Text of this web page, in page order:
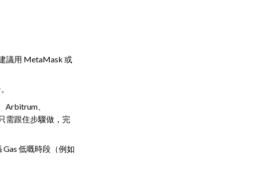
議用 MetaMask 或
Arbitrum、
需跟住步驟做，完
低嘅時段（例如